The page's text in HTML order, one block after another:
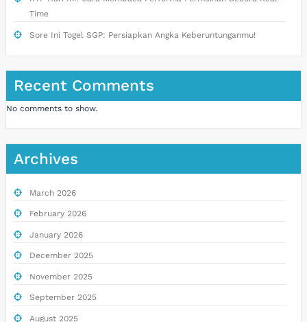
Time
Sore Ini Togel SGP: Persiapkan Angka Keberuntunganmu!
Recent Comments
No comments to show.
Archives
March 2026
February 2026
January 2026
December 2025
November 2025
September 2025
August 2025